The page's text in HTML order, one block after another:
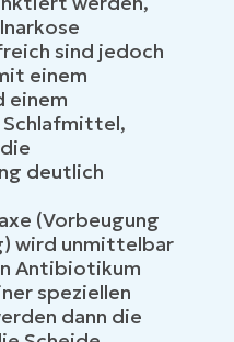
sind jedoch
einem
einem
Schlafmittel,
deutlich
(Vorbeugung
wird unmittelbar
Antibiotikum
speziellen
dann die